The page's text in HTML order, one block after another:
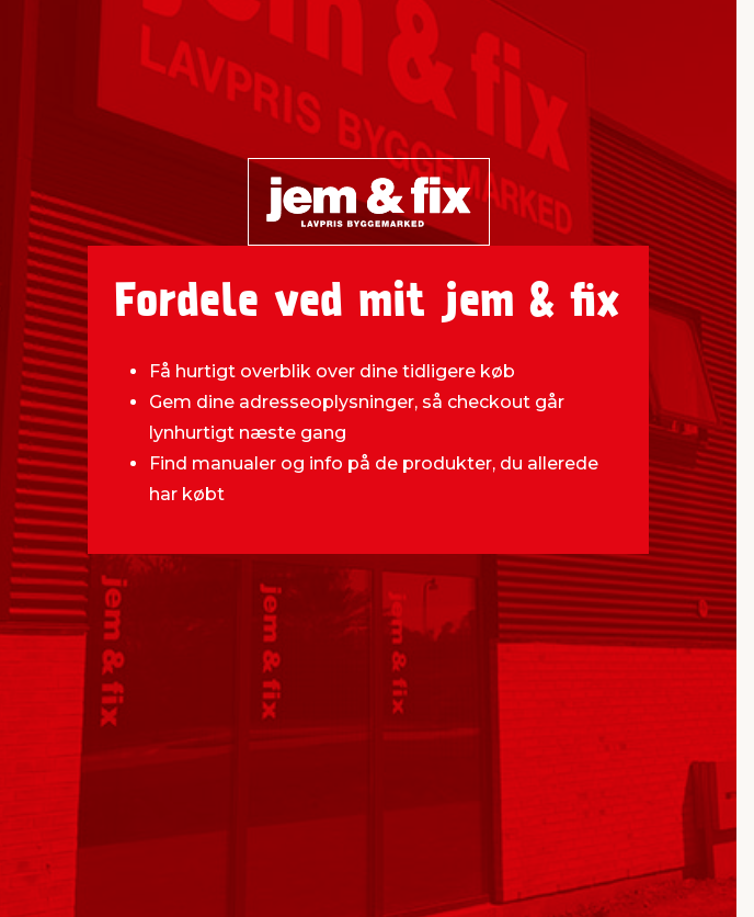
Fordele ved mit jem & fix
Få hurtigt overblik over dine tidligere køb
Gem dine adresseoplysninger, så checkout går
lynhurtigt næste gang
Find manualer og info på de produkter, du allerede
har købt